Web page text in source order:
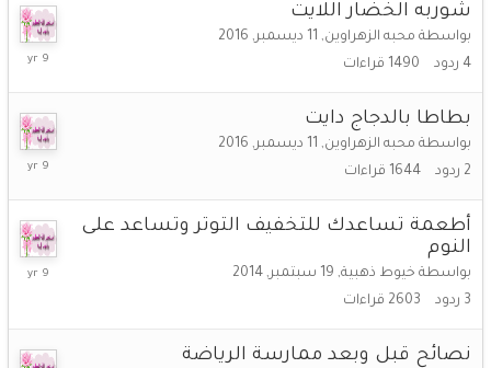
شوربه الخضار اللايت
بواسطة محبه الزهراوين, 11 ديسمبر, 2016
4 ردود 1490 قراءات
17
بطاطا بالدجاج دايت
بواسطة محبه الزهراوين, 11 ديسمبر, 2016
2 ردود 1644 قراءات
11
2016
أطعمة تساعدك للتخفيف التوتر وتساعد على
النوم
بواسطة خيوط ذهبية, 19 سبتمبر, 2014
3 ردود 2603 قراءات
نصائح قبل وبعد ممارسة الرياضة